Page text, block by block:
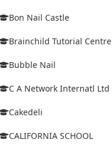
Bon Nail Castle
Brainchild Tutorial Centre
Bubble Nail
C A Network Internatl Ltd
Cakedeli
CALIFORNIA SCHOOL